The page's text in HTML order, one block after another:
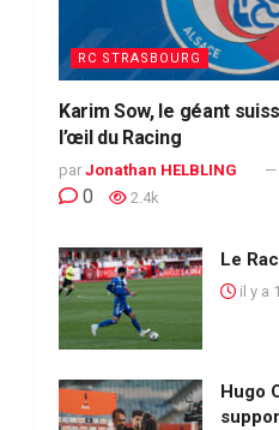
RC STRASBOURG
Karim Sow, le géant
l’œil du Racing
par Jonathan HELBLING
0 2.4k
Le
il y a
Hugo